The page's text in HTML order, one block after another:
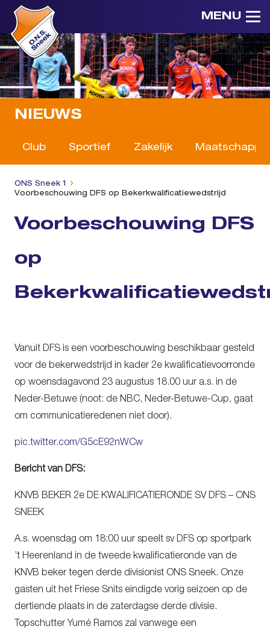
MENU
NIEUWS
Club Sportief Zakelijk
ONS Sneek 1
Voorbeschouwing DFS op Bekerkwalificatiewedstrijd
Voorbeschouwing DFS
op
Vanuit DFS is een voorbeschouwing beschikbaar gesteld
voor de bekerwedstrijd in kader 2e kwalificatievoorronde
op woensdagavond 23 augustus 18.00 uur a.s. in de
Neder-Betuwe (noot: de NBC, Neder-Betuwe-Cup, gaat
om communicatieredenen niet door).
pic.twitter.com/G5cE92nWCw
Bericht van DFS:
KNVB BEKER 2e DE KWALIFICATIERONDE SV DFS – ONS
SNEEK
A.s. woensdag om 18:00 uur speelt sv DFS op sportpark
’t Heerenland in de tweede kwalificatieronde van de
KNVB beker tegen derde divisionist ONS Sneek. Onze
gasten uit het Friese Snits eindigde vorig seizoen op de
dertiende plaats in de zaterdagse derde divisie.
Topschutter Yumé Ramos zal vanwege een